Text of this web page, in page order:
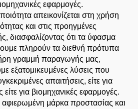
εφαρμογές.
απεικονίζεται στη χρήση
και στις προηγμένες
διασφαλίζοντας ότι τα ύφασμα
πληρούν τα διεθνή πρότυπα
γραμμή παραγωγής μας,
εξατομικευμένες λύσεις που
απαιτήσεις, είτε για
για βιομηχανικές εφαρμογές.
μάρκα προστασίας και